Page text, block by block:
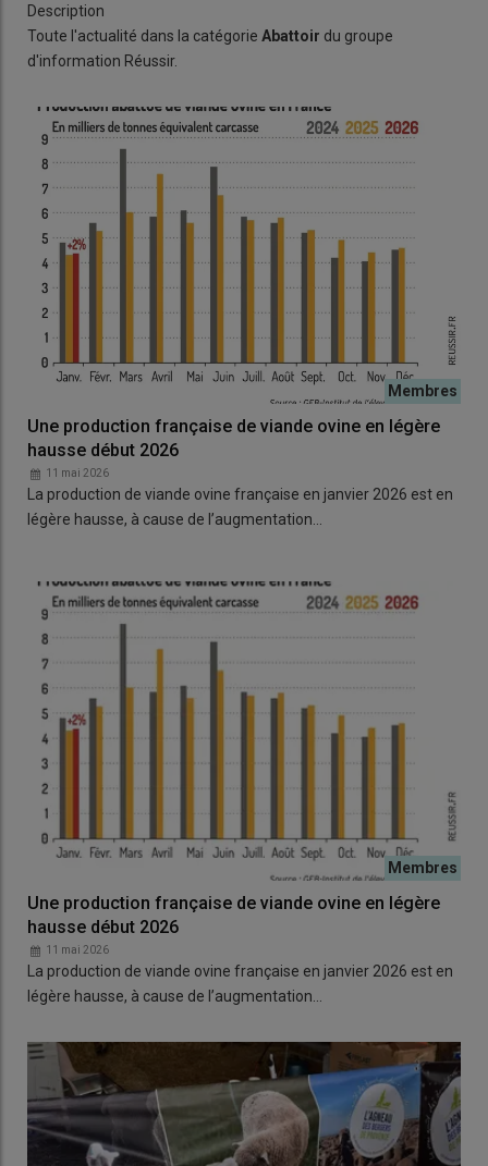
Description
Toute l'actualité dans la catégorie Abattoir du groupe
d'information Réussir.
Une production française de viande ovine en légère
hausse début 2026
11 mai 2026
La production de viande ovine française en janvier 2026 est en
légère hausse, à cause de l’augmentation…
Une production française de viande ovine en légère
hausse début 2026
11 mai 2026
La production de viande ovine française en janvier 2026 est en
légère hausse, à cause de l’augmentation…